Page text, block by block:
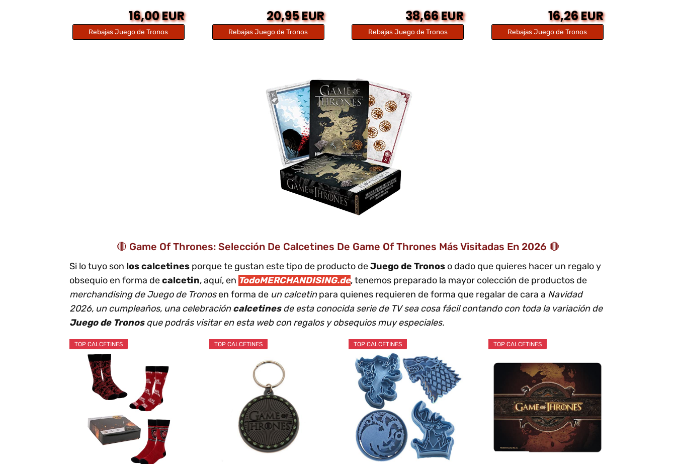
16,00 EUR
Rebajas Juego de Tronos
20,95 EUR
Rebajas Juego de Tronos
38,66 EUR
Rebajas Juego de Tronos
16,26 EUR
Rebajas Juego de Tronos
🔴 Game Of Thrones: Selección De Calcetines De Game Of Thrones Más Visitadas En 2026 🔴
Si lo tuyo son los calcetines porque te gustan este tipo de producto deJuego de Tronos o dado que quieres hacer un regalo y
obsequio en forma decalcetin, aquí, en TodoMERCHANDISING.de, tenemos preparado la mayor colección de productos de
merchandising de Juego de Tronosen forma de un calcetinpara quienes requieren de forma que regalar de cara a Navidad
2026, un cumpleaños, una celebracióncalcetinesde esta conocida serie de TV sea cosa fácil contando con toda la variación de
Juego de Tronosque podrás visitar en esta web con regalos y obsequios muy especiales.
TOP CALCETINES TOP CALCETINES TOP CALCETINES TOP CALCETINES